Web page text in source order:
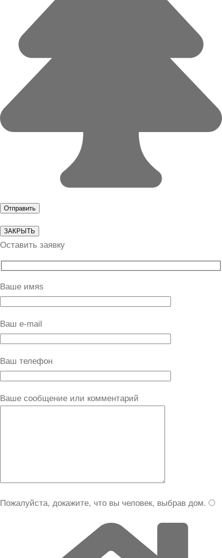
ЗАКРЫТЬ
Оставить заявку
Ваше имяs
Ваш e-mail
Ваш телефон
Ваше сообщение или комментарий
Пожалуйста, докажите, что вы человек, выбрав дом.